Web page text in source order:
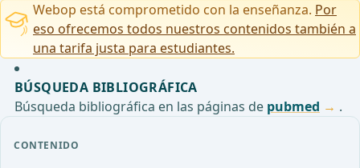
CONTENIDO
Webop está comprometido con la enseñanza. Por
eso ofrecemos todos nuestros contenidos también a
una tarifa justa para estudiantes.
BÚSQUEDA BIBLIOGRÁFICA
Búsqueda bibliográfica en las páginas de pubmed .